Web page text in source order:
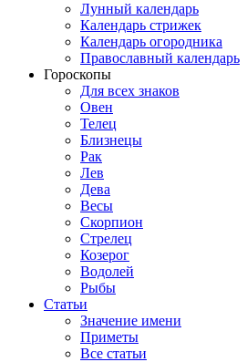
Лунный календарь
Календарь стрижек
Календарь огородника
Православный календарь
Гороскопы
Для всех знаков
Овен
Телец
Близнецы
Рак
Лев
Дева
Весы
Скорпион
Стрелец
Козерог
Водолей
Рыбы
Статьи
Значение имени
Приметы
Все статьи